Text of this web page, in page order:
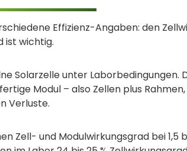
Effizienz-Angaben: den
ist wichtig.
Solarzelle unter Laborbedingungen.
Modul – also Zellen plus Rahmen,
Verluste.
Zell- und Modulwirkungsgrad bei 1,5